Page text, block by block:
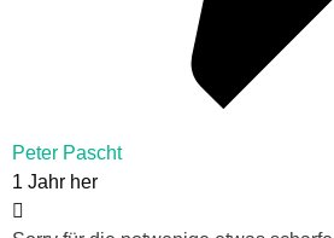
Peter Pascht
1 Jahr her